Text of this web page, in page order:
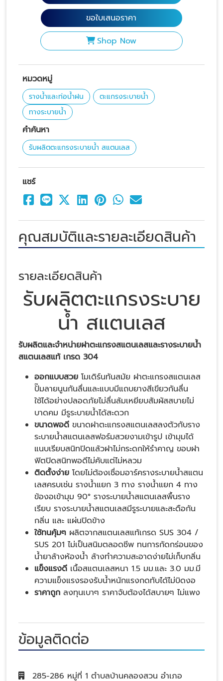
ขอใบเสนอราคา
Shop Now
หมวดหมู่
รางน้ำและท่อน้ำฝน
ตะแกรงระบายน้ำ
ทางระบายน้ำ
คำค้นหา
รับผลิตตะแกรงระบายน้ำ สแตนเลส
แชร์
คุณสมบัติและรายละเอียดสินค้า
รายละเอียดสินค้า
รับผลิตตะแกรงระบาย
น้ำ สแตนเลส
รับผลิตและจำหน่ายฝาตะแกรงสแตนเลสและรางระบายน้ำ
สแตนเลสแท้ เกรด 304
ออกแบบสวย โมเดิร์นทันสมัย ฝาตะแกรงสแตนเลส
ปั๊มลายนูนกันลื่นและแบบมีแถบยางสีเขียวกันลื่น
ใช้ได้อย่างปลอดภัยไม่ลื่นล้มเหยียบสัมผัสสบายไม่
บาดคม มีรูระบายน้ำได้สะดวก
ขนาดพอดี ขนาดฝาตะแกรงสแตนเลสลงตัวกับราง
ระบายน้ำสแตนเลสฟอร์มสวยงามเข้ารูป เข้ามุมได้
แนบเรียบสนิทปิดแล้วฝาไม่กระดกให้รำคาญ ขอบฝา
ฟิตปิดสนิทพอดีไม่คับแต่ไม่หลวม
ติดตั้งง่าย โดยไม่ต้องเชื่อมอาร์ครางระบายน้ำสแตน
เลสครบเช่น รางน้ำแยก 3 ทาง รางน้ำแยก 4 ทาง
ข้องอเข้ามุม 90° รางระบายน้ำสแตนเลสพื้นราง
เรียบ รางระบายน้ำสแตนเลสมีรูระบายและสะดือกัน
กลิ่น และ แผ่นปิดข้าง
ใช้ทนคุ้มๆ ผลิตจากสแตนเลสแท้เกรด SUS 304 /
SUS 201 ไม่เป็นสนิมตลอดชีพ ทนการกัดกร่อนของ
น้ำยาล้างห้องน้ำ ล้างทำความสะอาดง่ายไม่เก็บกลิ่น
แข็งแรงดี เนื้อสแตนเลสหนา 1.5 มม.และ 3.0 มม.มี
ความแข็งแรงรองรับน้ำหนักแรงกดทับได้ไม่บิดงอ
ราคาถูก ลงทุนเบาๆ ราคาจับต้องได้สบายๆ ไม่แพง
ข้อมูลติดต่อ
285-286 หมู่ที่ 1 ตำบลบ้านคลองสวน อำเภอ